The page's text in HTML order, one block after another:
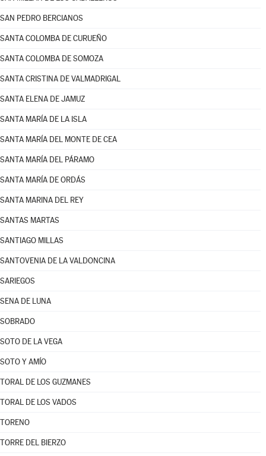
SAN PEDRO BERCIANOS
SANTA COLOMBA DE CURUEÑO
SANTA COLOMBA DE SOMOZA
SANTA CRISTINA DE VALMADRIGAL
SANTA ELENA DE JAMUZ
SANTA MARÍA DE LA ISLA
SANTA MARÍA DEL MONTE DE CEA
SANTA MARÍA DEL PÁRAMO
SANTA MARÍA DE ORDÁS
SANTA MARINA DEL REY
SANTAS MARTAS
SANTIAGO MILLAS
SANTOVENIA DE LA VALDONCINA
SARIEGOS
SENA DE LUNA
SOBRADO
SOTO DE LA VEGA
SOTO Y AMÍO
TORAL DE LOS GUZMANES
TORAL DE LOS VADOS
TORENO
TORRE DEL BIERZO